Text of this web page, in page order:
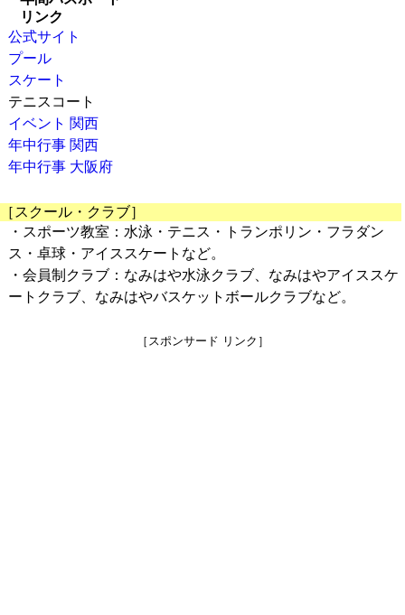
リンク
公式サイト
プール
スケート
テニスコート
イベント 関西
年中行事 関西
年中行事 大阪府
［スクール・クラブ］
・スポーツ教室：水泳・テニス・トランポリン・フラダン
ス・卓球・アイススケートなど。
・会員制クラブ：なみはや水泳クラブ、なみはやアイススケ
ートクラブ、なみはやバスケットボールクラブなど。
［スポンサード リンク］